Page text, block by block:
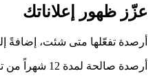
عزّز ظهور إعلاناتك
أرصدة تفعّلها متى شئت، إضافةً
أرصدة صالحة لمدة 12 شهراً من تاريخ الشراء